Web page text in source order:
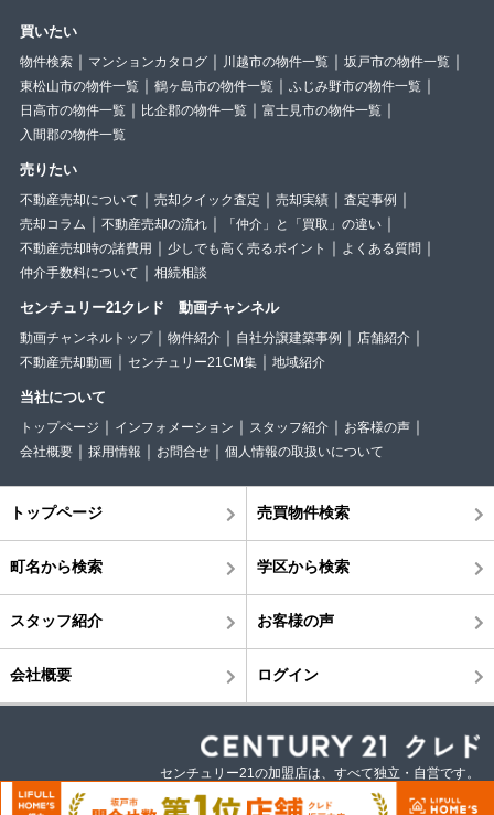
買いたい
物件検索 マンションカタログ 川越市の物件一覧
坂戸市の物件一覧
東松山市の物件一覧
鶴ヶ島市の物件一覧
ふじみ野市の物件一覧
日高市の物件一覧
比企郡の物件一覧
富士見市の物件一覧
入間郡の物件一覧
売りたい
不動産売却について 売却クイック査定 売却実績
査定事例
売却コラム
不動産売却の流れ
「仲介」と「買取」の違い
不動産売却時の諸費用
少しでも高く売るポイント
よくある質問
仲介手数料について
相続相談
センチュリー21クレド 動画チャンネル
動画チャンネルトップ 物件紹介 自社分譲建築事例
店舗紹介
不動産売却動画
センチュリー21CM集 地域紹介
当社について
トップページ インフォメーション スタッフ紹介
お客様の声
会社概要
採用情報 お問合せ 個人情報の取扱いについて
トップページ 売買物件検索
町名から検索 学区から検索
スタッフ紹介 お客様の声
会社概要 ログイン
センチュリー21の加盟店は、すべて独立・自営です。